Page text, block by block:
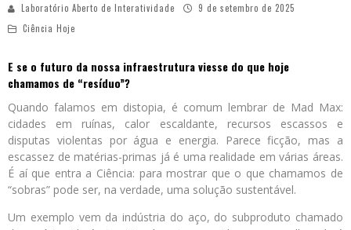
Laboratório Aberto de Interatividade
9 de setembro de 2025
Ciência Hoje
E se o futuro da nossa infraestrutura viesse do que hoje
chamamos de “resíduo”?
Quando falamos em distopia, é comum lembrar de Mad Max:
cidades em ruínas, calor escaldante, recursos escassos e
disputas violentas por água e energia. Parece ficção, mas a
escassez de matérias-primas já é uma realidade em várias áreas.
É aí que entra a Ciência: para mostrar que o que chamamos de
“sobras” pode ser, na verdade, uma solução sustentável.
Um exemplo vem da indústria do aço, do subproduto chamado